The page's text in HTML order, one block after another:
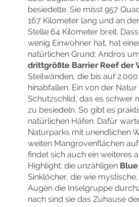
besiedelte. Sie misst 957
167 Kilometer lang und an
Stelle 64 Kilometer breit.
wenig Einwohner hat, hat
natürlichen Grund: Andros
drittgrößte Barrier Reef der
Steilwänden, die bis auf
hinabfallen. Ein von der
Schutzschild, das es schwer
zu besiedeln. So gibt es
natürlichen Häfen. Dafür
Naturparks mit unendlichen
weiten Mangrovenflächen
findet sich auch ein weiteres
Highlight: die unzähligen
Sinklöcher, die wie
Augen die Inselgruppe
nach sind sie das Zuhause